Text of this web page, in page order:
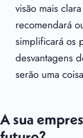
visão mais
recomendará
simplificará os
desvantagens
serão uma
A sua